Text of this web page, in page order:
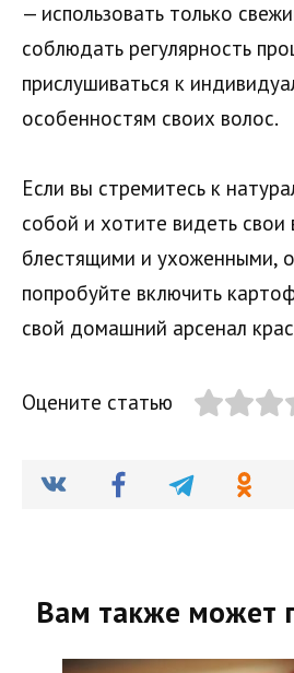
— использовать только
соблюдать регулярность
прислушиваться к
особенностям своих волос.
Если вы стремитесь к
собой и хотите видеть свои
блестящими и ухоженными,
попробуйте включить
свой домашний арсенал
Оцените статью
Вам также может